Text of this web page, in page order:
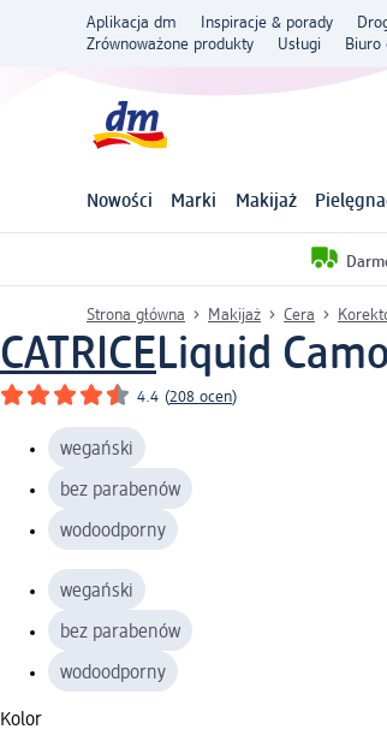
Aplikacja dm Inspiracje & porady
Zrównoważone produkty
Usługi Biuro
Nowości Marki Makijaż
Strona główna Makijaż Cera
CATRICELiquid
4.4 (208 ocen)
wegański
bez parabenów
wodoodporny
wegański
bez parabenów
wodoodporny
Kolor